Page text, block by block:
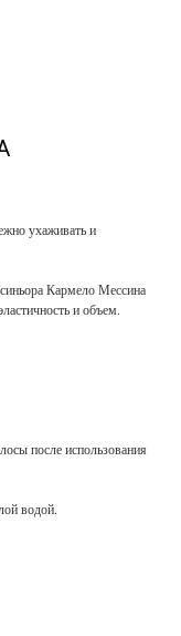
ухаживать и
Кармело Мессина
и объем.
после использования
водой.